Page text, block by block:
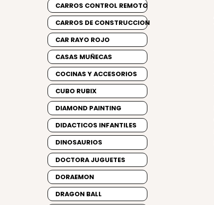
CARROS CONTROL REMOTO
CARROS DE CONSTRUCCION
CAR RAYO ROJO
CASAS MUÑECAS
COCINAS Y ACCESORIOS
CUBO RUBIX
DIAMOND PAINTING
DIDACTICOS INFANTILES
DINOSAURIOS
DOCTORA JUGUETES
DORAEMON
DRAGON BALL